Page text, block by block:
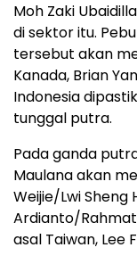
Moh Zaki
di sektor itu.
tersebut akan
Kanada, Brian
Indonesia
tunggal putra.
Pada ganda
Maulana akan
Weijie/Lwi Sheng
Ardianto/
asal Taiwan, Lee